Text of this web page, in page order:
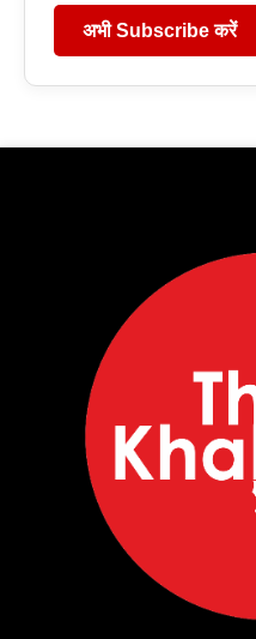
अभी Subscribe करें